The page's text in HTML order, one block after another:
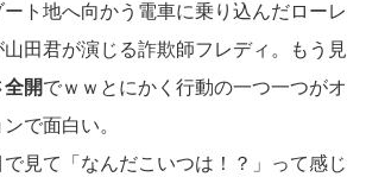
ト地へ向かう電車に乗り込んだローレ
田君が演じる詐欺師フレディ。もう見
開でｗｗとにかく行動の一つ一つがオ
で面白い。
見て「なんだこいつは！？」って感じ